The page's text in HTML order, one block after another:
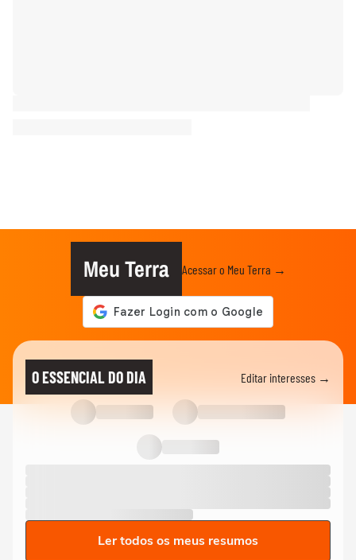
Meu Terra Acessar o Meu Terra →
O ESSENCIAL DO DIA Editar interesses →
Ler todos os meus resumos